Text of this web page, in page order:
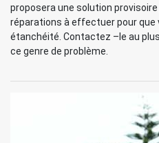
proposera une solution
réparations à effectuer pour
étanchéité. Contactez –le au
ce genre de problème.